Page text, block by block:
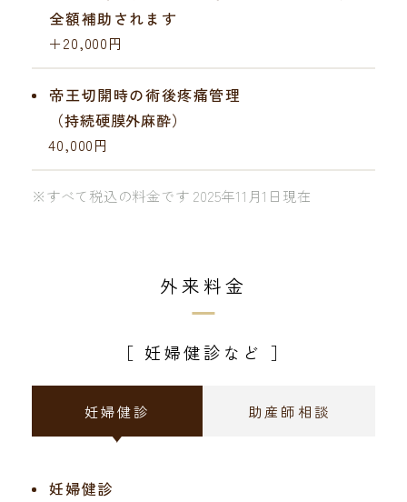
全額補助されます
＋20,000円
帝王切開時の術後疼痛管理
（持続硬膜外麻酔）
40,000円
※すべて税込の料金です 2025年11月1日現在
外来料金
［ 妊婦健診など ］
妊婦健診 助産師相談
妊婦健診